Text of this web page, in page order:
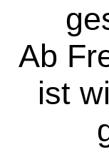
Ab
ist